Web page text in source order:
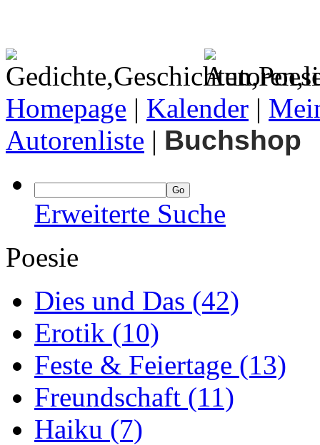
Homepage | Kalender |
Autorenliste | Buchshop
Erweiterte Suche
Poesie
Dies und Das (42)
Erotik (10)
Feste & Feiertage (13)
Freundschaft (11)
Haiku (7)